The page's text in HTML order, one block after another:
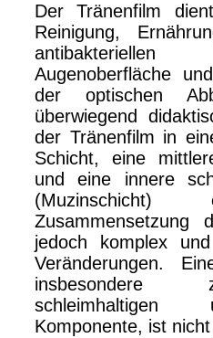
Der Tränenfilm
Reinigung,
Augenoberfläche
der optischen
überwiegend
der Tränenfilm in
Schicht, eine
und eine innere
Zusammensetzung
jedoch komplex
Veränderungen.
insbesondere
schleimhaltigen
Komponente, ist